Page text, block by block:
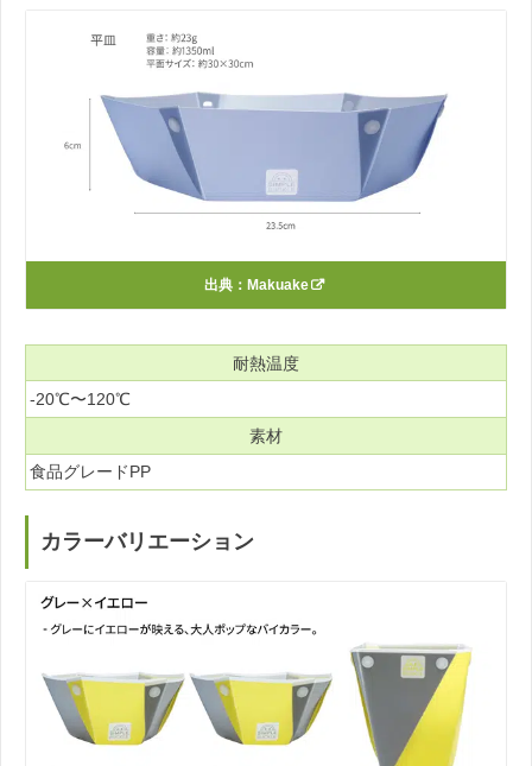
出典： Makuake
耐熱温度
-20℃〜120℃
素材
食品グレードPP
カラーバリエーション